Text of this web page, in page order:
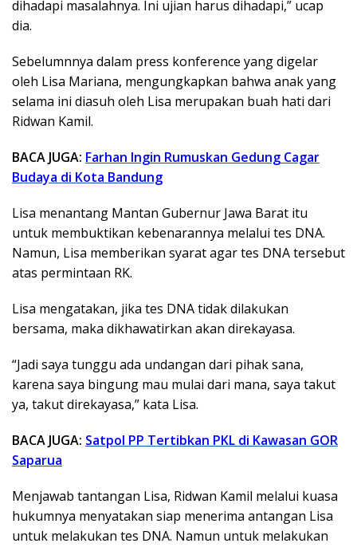
dihadapi masalahnya. Ini ujian harus dihadapi,” ucap
dia.
Sebelumnnya dalam press konference yang digelar
oleh Lisa Mariana, mengungkapkan bahwa anak yang
selama ini diasuh oleh Lisa merupakan buah hati dari
Ridwan Kamil.
BACA JUGA: Farhan Ingin Rumuskan Gedung Cagar
Budaya di Kota Bandung
Lisa menantang Mantan Gubernur Jawa Barat itu
untuk membuktikan kebenarannya melalui tes DNA.
Namun, Lisa memberikan syarat agar tes DNA tersebut
atas permintaan RK.
Lisa mengatakan, jika tes DNA tidak dilakukan
bersama, maka dikhawatirkan akan direkayasa.
“Jadi saya tunggu ada undangan dari pihak sana,
karena saya bingung mau mulai dari mana, saya takut
ya, takut direkayasa,” kata Lisa.
BACA JUGA: Satpol PP Tertibkan PKL di Kawasan GOR
Saparua
Menjawab tantangan Lisa, Ridwan Kamil melalui kuasa
hukumnya menyatakan siap menerima antangan Lisa
untuk melakukan tes DNA. Namun untuk melakukan